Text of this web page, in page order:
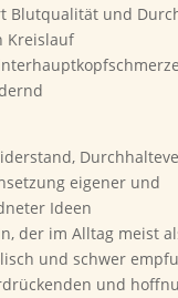
Blutqualität und
Kreislauf
eigener und
Ideen
der im Alltag meist
und schwer
und